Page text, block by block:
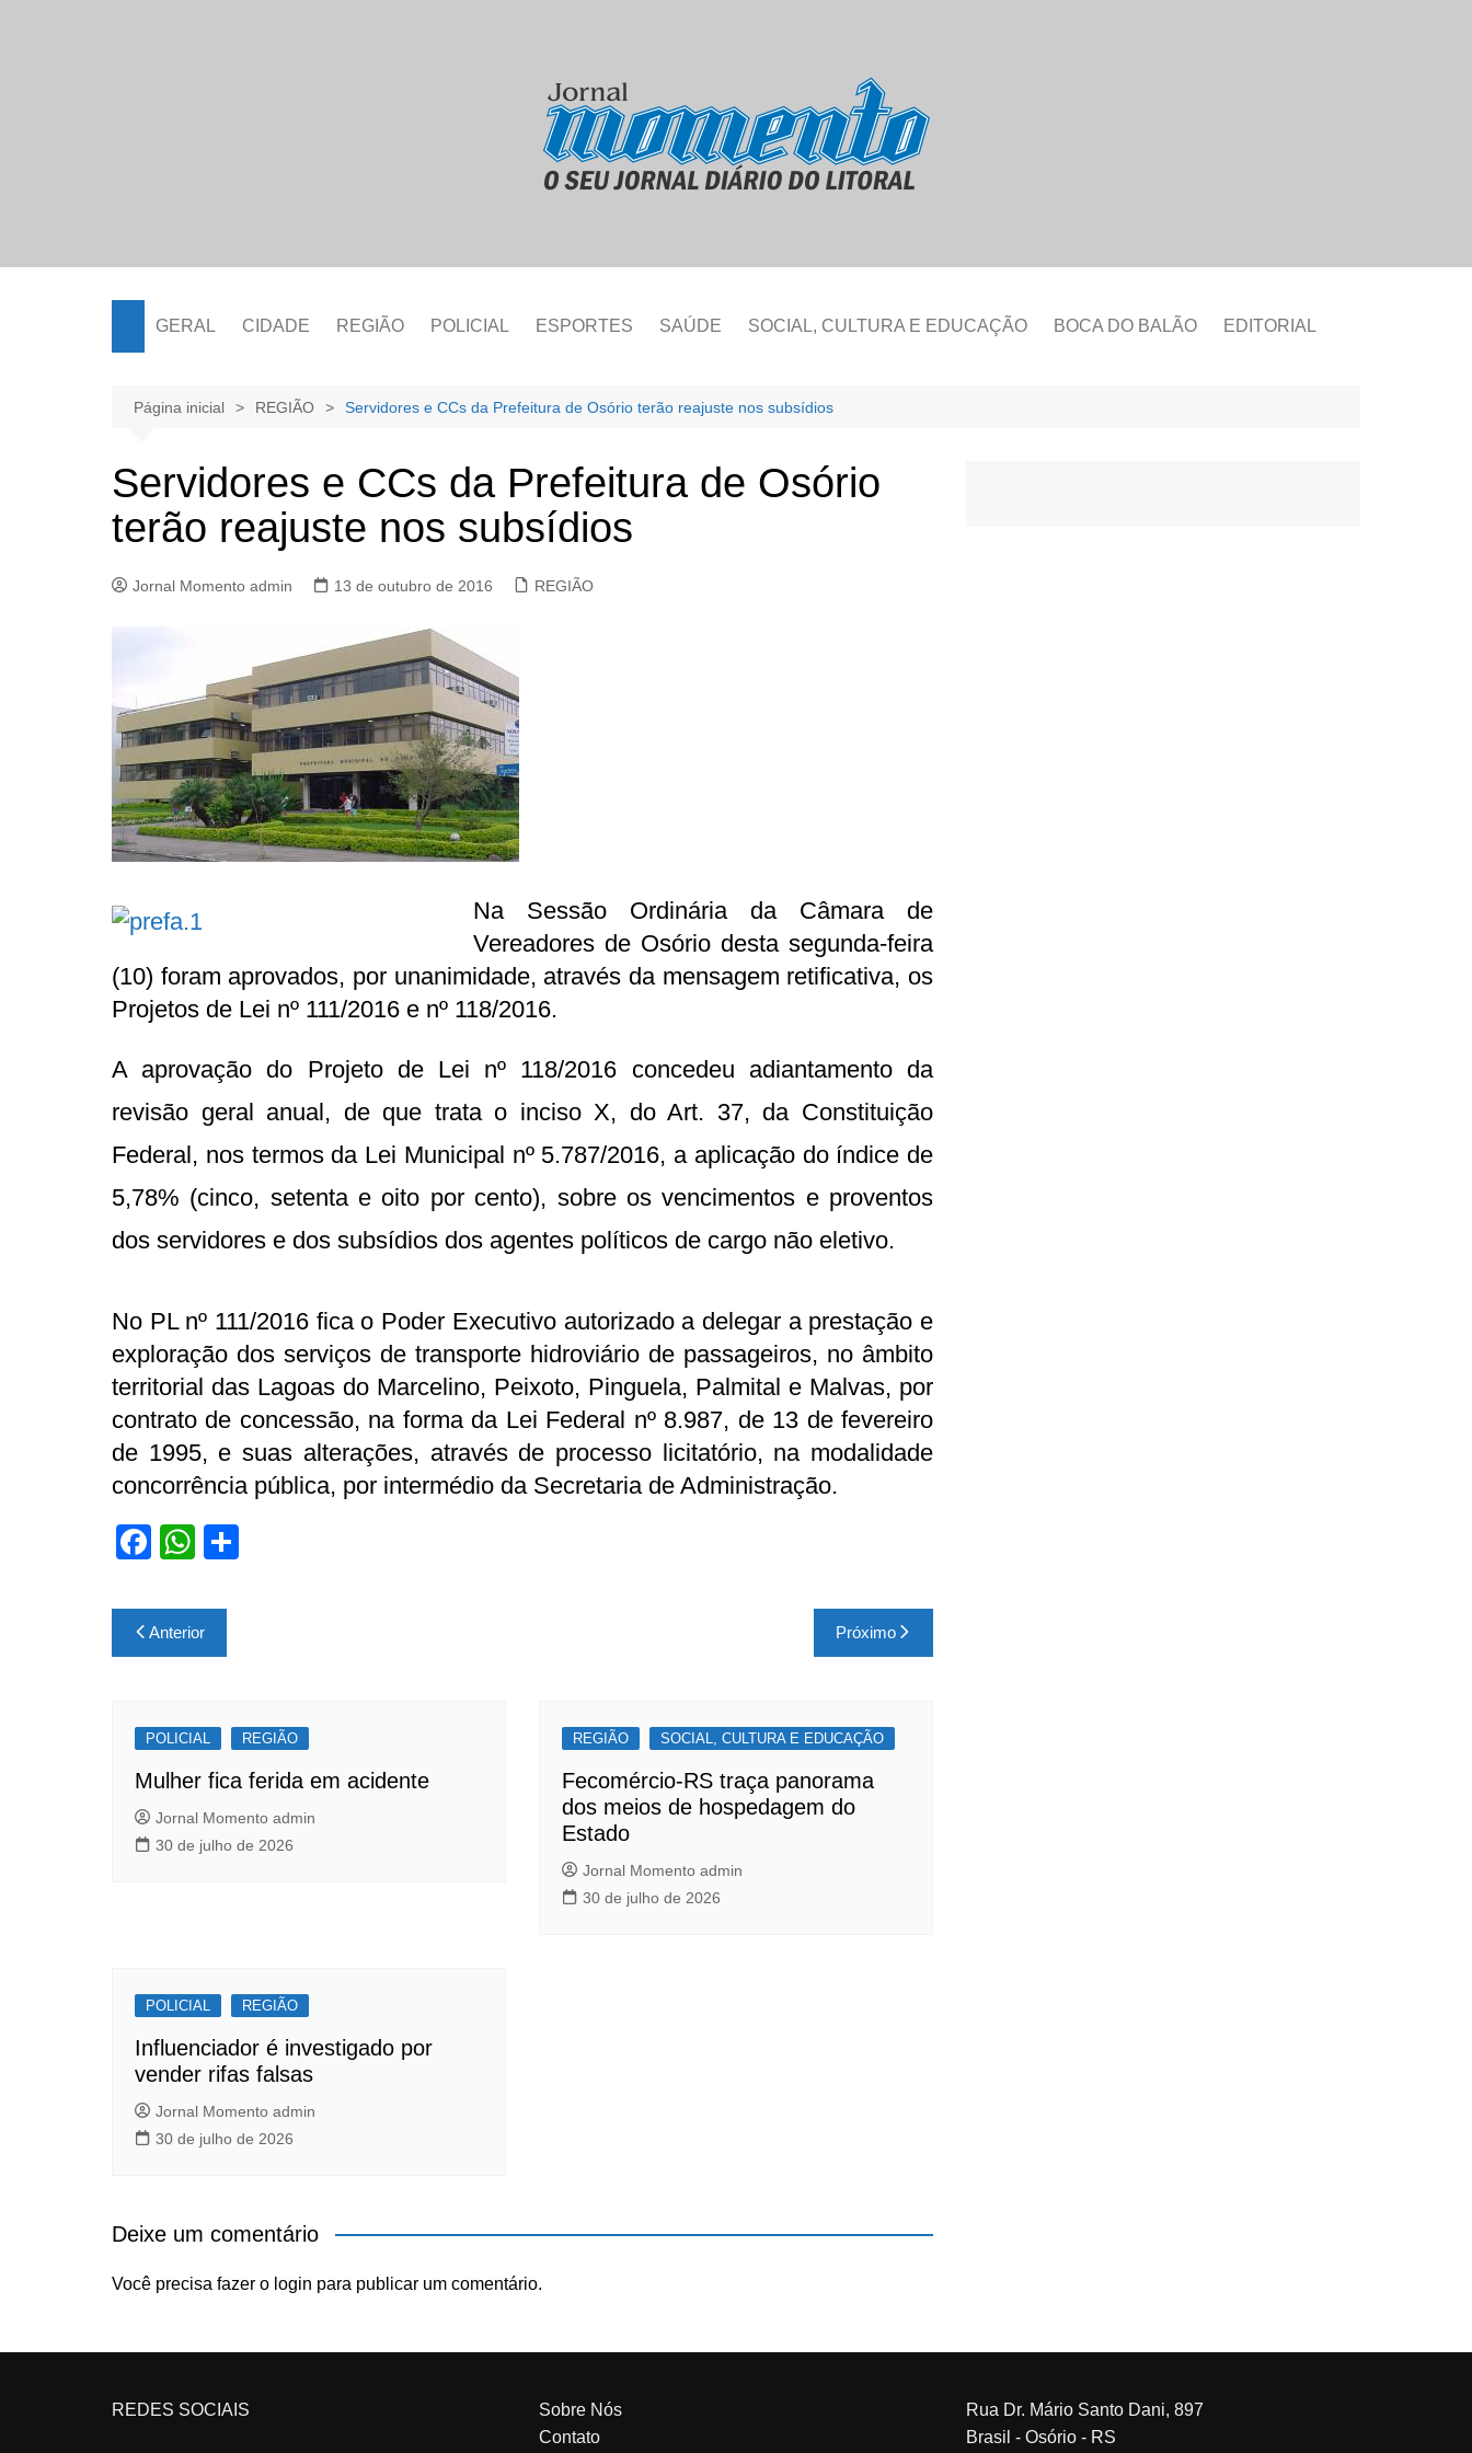
GERAL CIDADE REGIÃO POLICIAL ESPORTES SAÚDE SOCIAL, CULTURA E EDUCAÇÃO BOCA DO BALÃO EDITORIAL
Página inicial REGIÃO Servidores e CCs da Prefeitura de Osório terão reajuste nos subsídios
Servidores e CCs da Prefeitura de Osório
terão reajuste nos subsídios
Jornal Momento admin 13 de outubro de 2016 REGIÃO
Na Sessão Ordinária da Câmara de
Vereadores de Osório desta segunda-feira
(10) foram aprovados, por unanimidade, através da mensagem retificativa, os
Projetos de Lei nº 111/2016 e nº 118/2016.
A aprovação do Projeto de Lei nº 118/2016 concedeu adiantamento da
revisão geral anual, de que trata o inciso X, do Art. 37, da Constituição
Federal, nos termos da Lei Municipal nº 5.787/2016, a aplicação do índice de
5,78% (cinco, setenta e oito por cento), sobre os vencimentos e proventos
dos servidores e dos subsídios dos agentes políticos de cargo não eletivo.
No PL nº 111/2016 fica o Poder Executivo autorizado a delegar a prestação e
exploração dos serviços de transporte hidroviário de passageiros, no âmbito
territorial das Lagoas do Marcelino, Peixoto, Pinguela, Palmital e Malvas, por
contrato de concessão, na forma da Lei Federal nº 8.987, de 13 de fevereiro
de 1995, e suas alterações, através de processo licitatório, na modalidade
concorrência pública, por intermédio da Secretaria de Administração.
F
c
e
o
o
k
W
at
s
p
p
Navegação
de
Anterior Próximo
POLICIAL REGIÃO
Mulher fica ferida em acidente
Jornal Momento admin
30 de julho de 2026
REGIÃO SOCIAL, CULTURA E EDUCAÇÃO
Fecomércio-RS traça panorama
dos meios de hospedagem do
Estado
Jornal Momento admin
30 de julho de 2026
POLICIAL REGIÃO
Influenciador é investigado por
vender rifas falsas
Jornal Momento admin
30 de julho de 2026
Deixe um comentário
Você precisa fazer o login para publicar um comentário.
REDES SOCIAIS
Sobre Nós
Contato
Rua Dr. Mário Santo Dani, 897
Brasil - Osório - RS